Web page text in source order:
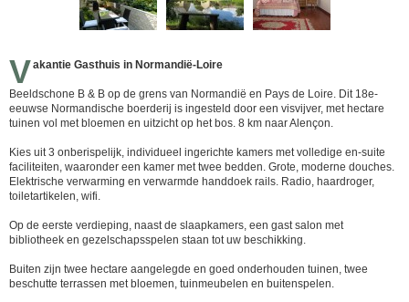
Vakantie Gasthuis in Normandië-Loire
Beeldschone B & B op de grens van Normandië en Pays de Loire. Dit 18e-
eeuwse Normandische boerderij is ingesteld door een visvijver, met hectare
tuinen vol met bloemen en uitzicht op het bos. 8 km naar Alençon.
Kies uit 3 onberispelijk, individueel ingerichte kamers met volledige en-suite
faciliteiten, waaronder een kamer met twee bedden. Grote, moderne douches.
Elektrische verwarming en verwarmde handdoek rails. Radio, haardroger,
toiletartikelen, wifi.
Op de eerste verdieping, naast de slaapkamers, een gast salon met
bibliotheek en gezelschapsspelen staan tot uw beschikking.
Buiten zijn twee hectare aangelegde en goed onderhouden tuinen, twee
beschutte terrassen met bloemen, tuinmeubelen en buitenspelen.